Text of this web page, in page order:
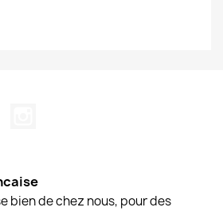
bien de chez nous, pour des